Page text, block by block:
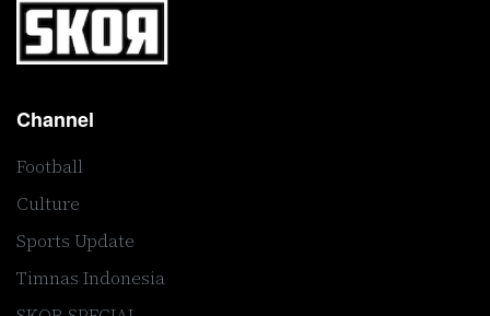
Channel
Football
Culture
Sports Update
Timnas Indonesia